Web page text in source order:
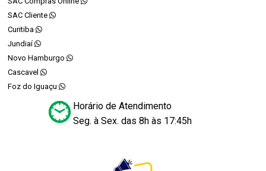
SAC Cliente
Curitiba
Jundiaí
Novo Hamburgo
Cascavel
Foz do Iguaçu
Horário de Atendimento
Seg. à Sex. das 8h às 17:45h